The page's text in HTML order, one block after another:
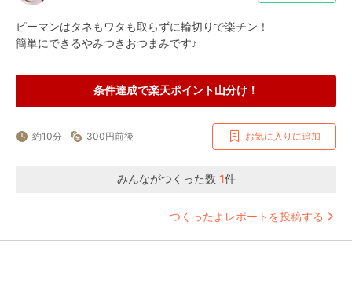
ピーマンはタネもワタも取らずに輪切りで楽チン！
簡単にできるやみつきおつまみです♪
条件達成で楽天ポイント山分け！
約10分 300円前後 お気に入りに追加
みんながつくった数 1件
つくったよレポートを投稿する